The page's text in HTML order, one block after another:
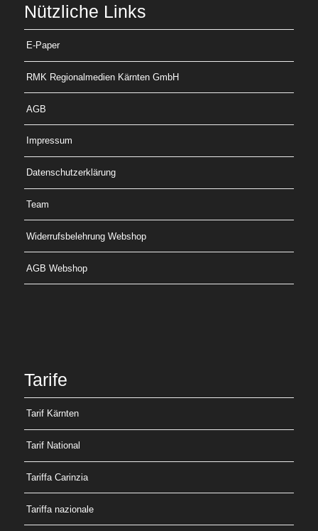
Nützliche Links
E-Paper
RMK Regionalmedien Kärnten GmbH
AGB
Impressum
Datenschutzerklärung
Team
Widerrufsbelehrung Webshop
AGB Webshop
Tarife
Tarif Kärnten
Tarif National
Tariffa Carinzia
Tariffa nazionale